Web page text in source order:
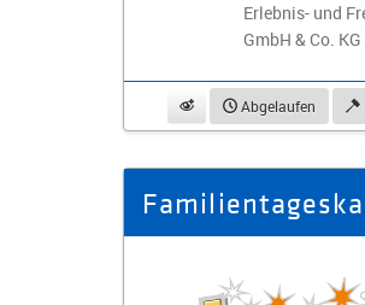
Erlebnis- und
GmbH & Co. KG
beobachtenAbgelaufen